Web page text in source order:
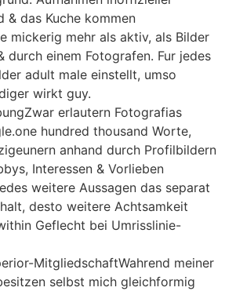
& das Kuche kommen
mickerig mehr als aktiv, als Bilder
durch einem Fotografen. Fur jedes
adult male einstellt, umso
wirkt guy.
erlautern Fotografi­as
hundred thousand Worte,
anhand durch Profilbildern
Interessen & Vorlieben
weitere Aussagen das separat
desto weitere Achtsamkeit
Geflecht bei Umrisslinie-
MitgliedschaftWahrend meiner
selbst mich gleichformig